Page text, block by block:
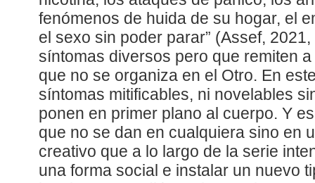
fenómenos de huida de su hogar, el
el sexo sin poder parar” (Assef,
síntomas diversos pero que remiten
que no se organiza en el Otro. En
síntomas mitificables, ni novelables
ponen en primer plano al cuerpo. Y
que no se dan en cualquiera sino en
creativo que a lo largo de la serie
una forma social e instalar un nuevo